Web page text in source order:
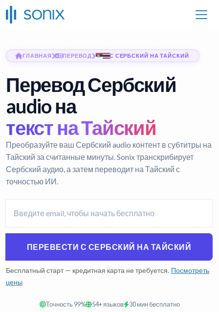
ГЛАВНАЯ ПЕРЕВОД С СЕРБСКИЙ НА ТАЙСКИЙ
Перевод Сербский
audio на
текст на Тайский
Преобразуйте ваш Сербский audio контент в субтитры на
Тайский за считанные минуты. Sonix транскрибирует
Сербский аудио, а затем переводит на Тайский с
точностью ИИ.
ПЕРЕВЕСТИ С СЕРБСКИЙ НА ТАЙСКИЙ
Бесплатный старт — кредитная карта не требуется. Посмотреть
цены
Точность 99% 54+ языков 30 мин бесплатно